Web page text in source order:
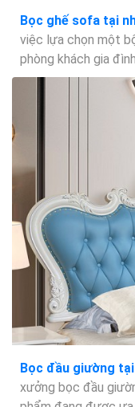
Bọc ghế sofa tại
việc lựa chọn một
phòng khách gia đình,
Bọc đầu giường
xưởng bọc đầu